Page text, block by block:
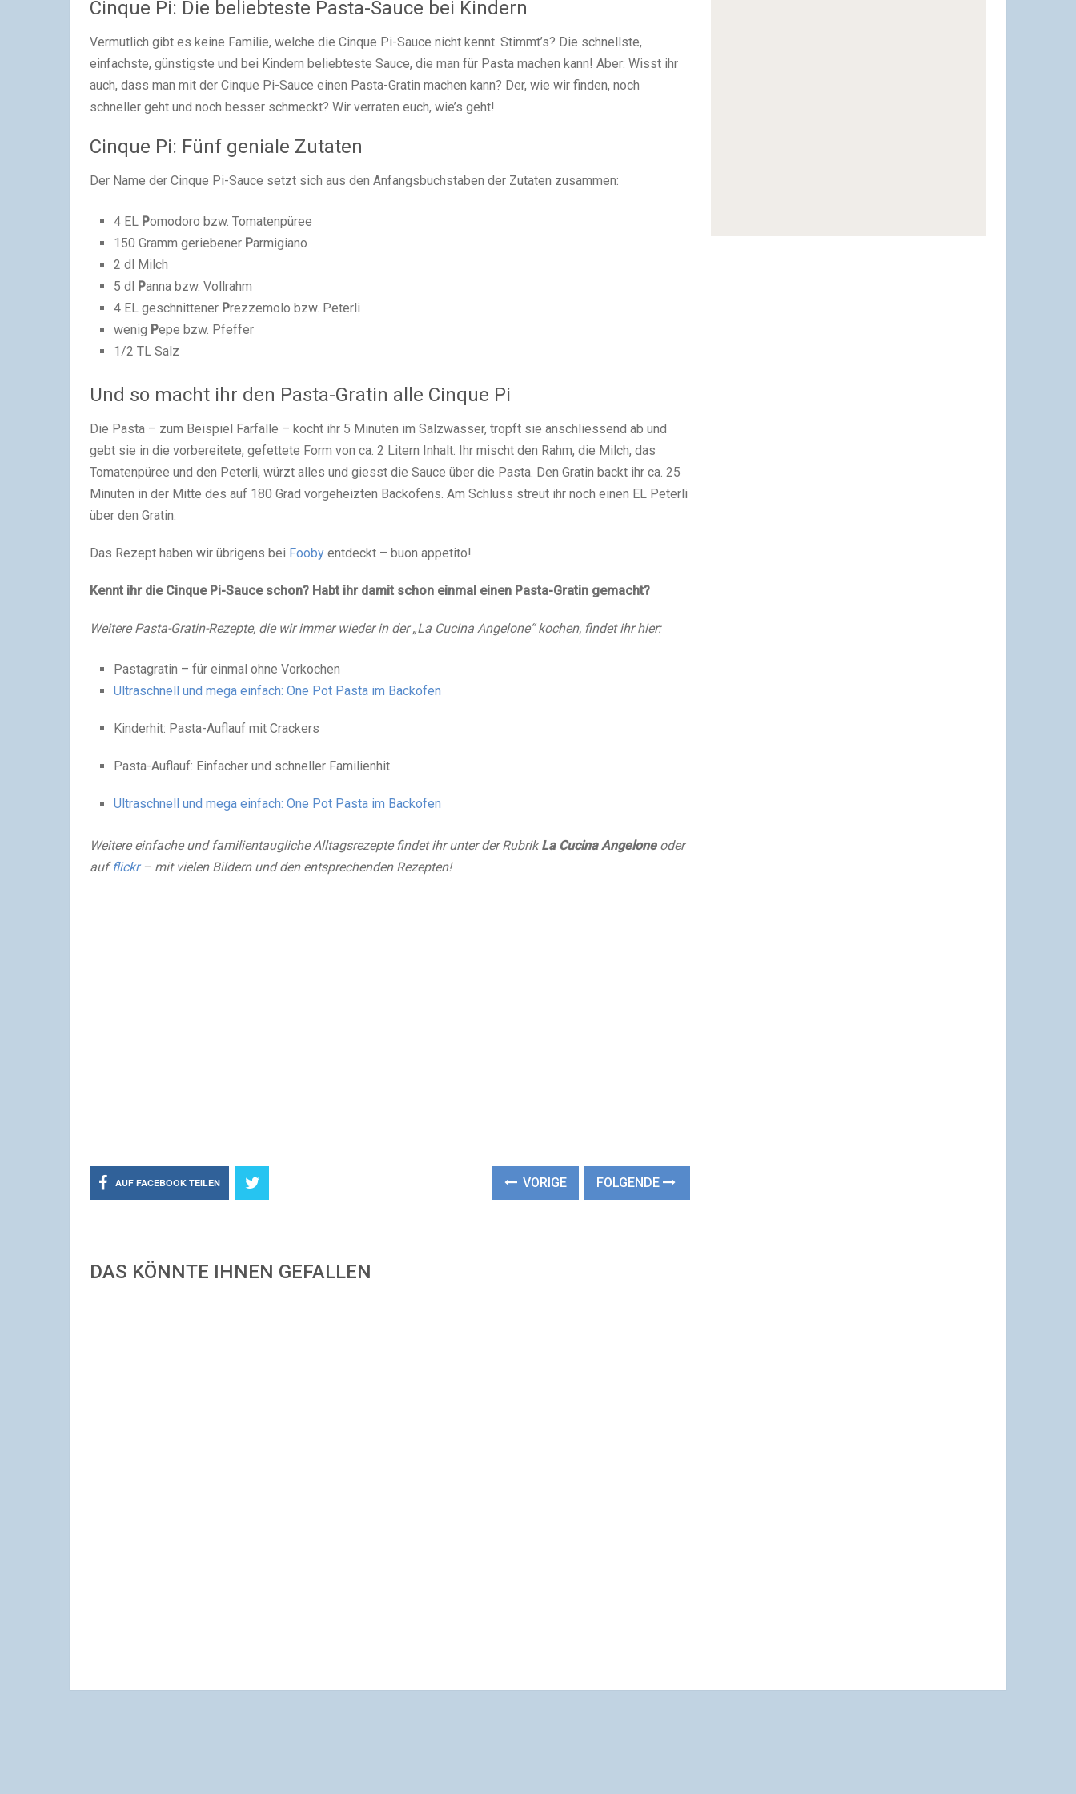
Cinque Pi: Die beliebteste Pasta-Sauce bei Kindern
Vermutlich gibt es keine Familie, welche die Cinque Pi-Sauce nicht kennt. Stimmt’s? Die schnellste,
einfachste, günstigste und bei Kindern beliebteste Sauce, die man für Pasta machen kann! Aber: Wisst ihr
auch, dass man mit der Cinque Pi-Sauce einen Pasta-Gratin machen kann? Der, wie wir finden, noch
schneller geht und noch besser schmeckt? Wir verraten euch, wie’s geht!
Cinque Pi: Fünf geniale Zutaten
Der Name der Cinque Pi-Sauce setzt sich aus den Anfangsbuchstaben der Zutaten zusammen:
4 EL Pomodoro bzw. Tomatenpüree
150 Gramm geriebener Parmigiano
2 dl Milch
5 dl Panna bzw. Vollrahm
4 EL geschnittener Prezzemolo bzw. Peterli
wenig Pepe bzw. Pfeffer
1/2 TL Salz
Und so macht ihr den Pasta-Gratin alle Cinque Pi
Die Pasta – zum Beispiel Farfalle – kocht ihr 5 Minuten im Salzwasser, tropft sie anschliessend ab und
gebt sie in die vorbereitete, gefettete Form von ca. 2 Litern Inhalt. Ihr mischt den Rahm, die Milch, das
Tomatenpüree und den Peterli, würzt alles und giesst die Sauce über die Pasta. Den Gratin backt ihr ca. 25
Minuten in der Mitte des auf 180 Grad vorgeheizten Backofens. Am Schluss streut ihr noch einen EL Peterli
über den Gratin.
Das Rezept haben wir übrigens bei Fooby entdeckt – buon appetito!
Kennt ihr die Cinque Pi-Sauce schon? Habt ihr damit schon einmal einen Pasta-Gratin gemacht?
Weitere Pasta-Gratin-Rezepte, die wir immer wieder in der „La Cucina Angelone“ kochen, findet ihr hier:
Pastagratin – für einmal ohne Vorkochen
Ultraschnell und mega einfach: One Pot Pasta im Backofen
Kinderhit: Pasta-Auflauf mit Crackers
Pasta-Auflauf: Einfacher und schneller Familienhit
Ultraschnell und mega einfach: One Pot Pasta im Backofen
Weitere einfache und familientaugliche Alltagsrezepte findet ihr unter der RubrikLa Cucina Angelone oder
aufflickr– mit vielen Bildern und den entsprechenden Rezepten!
AUF FACEBOOK TEILEN VORIGE FOLGENDE
DAS KÖNNTE IHNEN GEFALLEN